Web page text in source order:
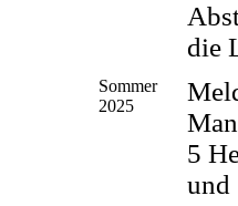
die
Sommer
2025
5
und